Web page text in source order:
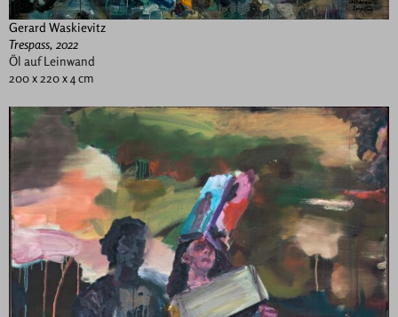
Gerard Waskievitz
Trespass, 2022
Öl auf Leinwand
200 x 220 x 4 cm